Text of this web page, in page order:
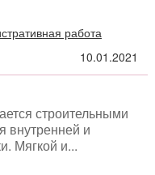
работа
10.01.2021
строительными
внутренней и
Мягкой и...